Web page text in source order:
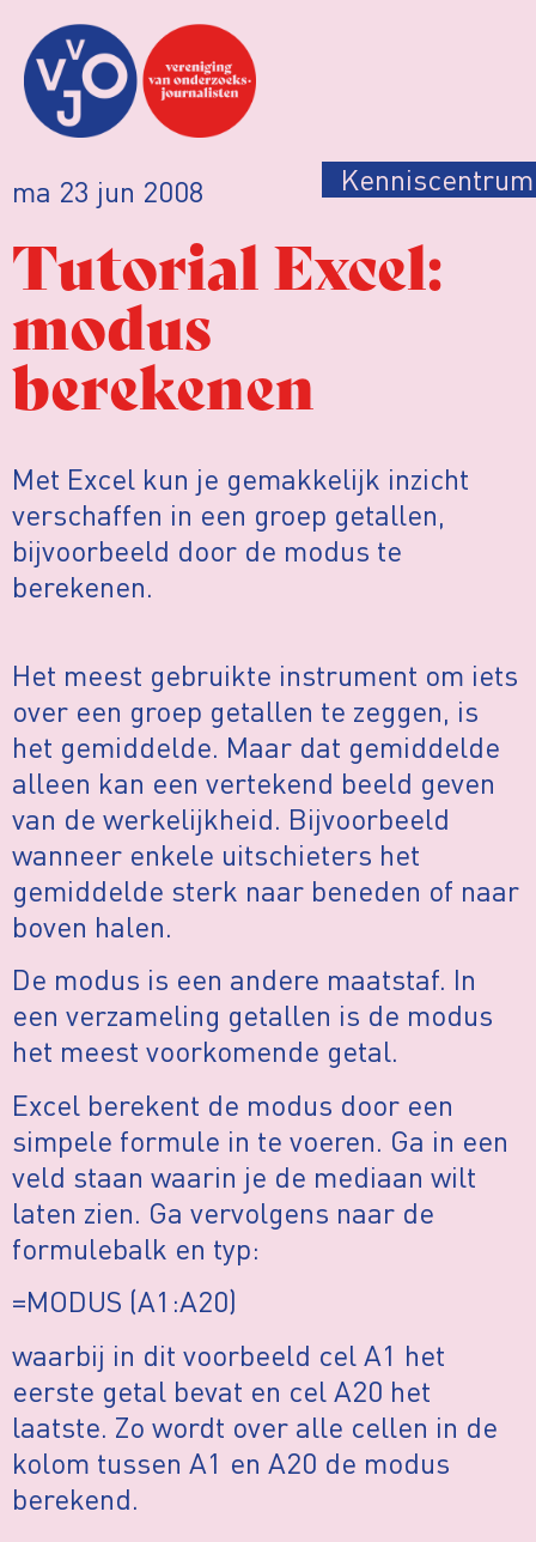
ma 23 jun 2008 Kenniscentrum
Tutorial Excel:
modus
berekenen
Met Excel kun je gemakkelijk inzicht
verschaffen in een groep getallen,
bijvoorbeeld door de modus te
berekenen.
Het meest gebruikte instrument om iets
over een groep getallen te zeggen, is
het gemiddelde. Maar dat gemiddelde
alleen kan een vertekend beeld geven
van de werkelijkheid. Bijvoorbeeld
wanneer enkele uitschieters het
gemiddelde sterk naar beneden of naar
boven halen.
De modus is een andere maatstaf. In
een verzameling getallen is de modus
het meest voorkomende getal.
Excel berekent de modus door een
simpele formule in te voeren. Ga in een
veld staan waarin je de mediaan wilt
laten zien. Ga vervolgens naar de
formulebalk en typ:
=MODUS (A1:A20)
waarbij in dit voorbeeld cel A1 het
eerste getal bevat en cel A20 het
laatste. Zo wordt over alle cellen in de
kolom tussen A1 en A20 de modus
berekend.